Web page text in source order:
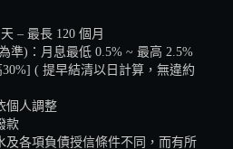
– 最長 120 個月
準)：月息最低 0.5% ~ 最高 2.5%
( 提早結清以日計算，無違約
個人調整
款
及各項負債授信條件不同，而有所